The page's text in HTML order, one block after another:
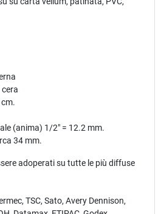
(anima) 1/2" = 12.2 mm.
34 mm.
adoperati su tutte le più diffuse
TSC, Sato, Avery Dennison,